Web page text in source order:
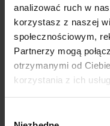
analizować ruch w
korzystasz z naszej
społecznościowym,
Partnerzy mogą
otrzymanymi od
korzystania z ich